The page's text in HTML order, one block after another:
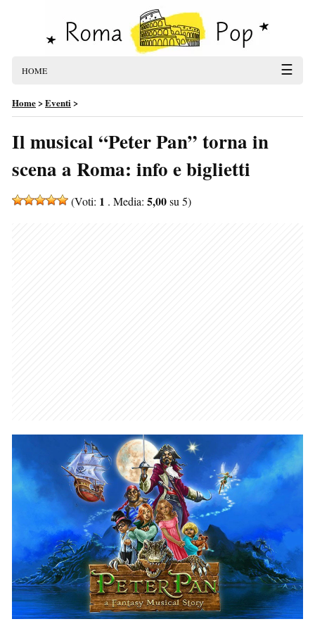
HOME ☰
Home>Eventi>
Il musical “Peter Pan” torna in
scena a Roma: info e biglietti
(Voti: 1 . Media: 5,00su 5)